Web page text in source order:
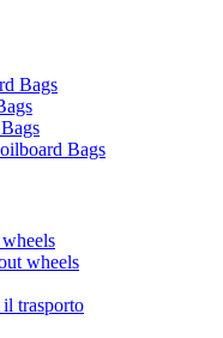
Bags
Bags
wheels
il trasporto